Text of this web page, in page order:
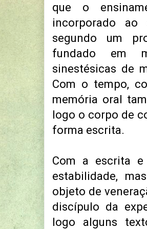
que o
incorporado ao
segundo um
fundado em
sinestésicas de
Com o tempo,
memória oral
logo o corpo de
forma escrita.
Com a escrita e
estabilidade,
objeto de
discípulo da
logo alguns